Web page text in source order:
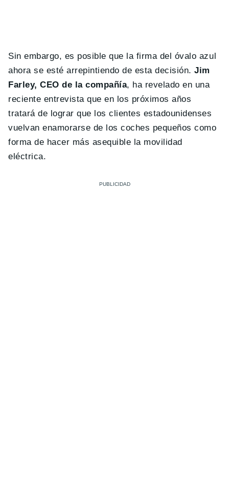
Sin embargo, es posible que la firma del óvalo azul
ahora se esté arrepintiendo de esta decisión.Jim
Farley, CEO de la compañía, ha revelado en una
reciente entrevista que en los próximos años
tratará de lograr que los clientes estadounidenses
vuelvan enamorarse de los coches pequeños como
forma de hacer más asequible la movilidad
eléctrica.